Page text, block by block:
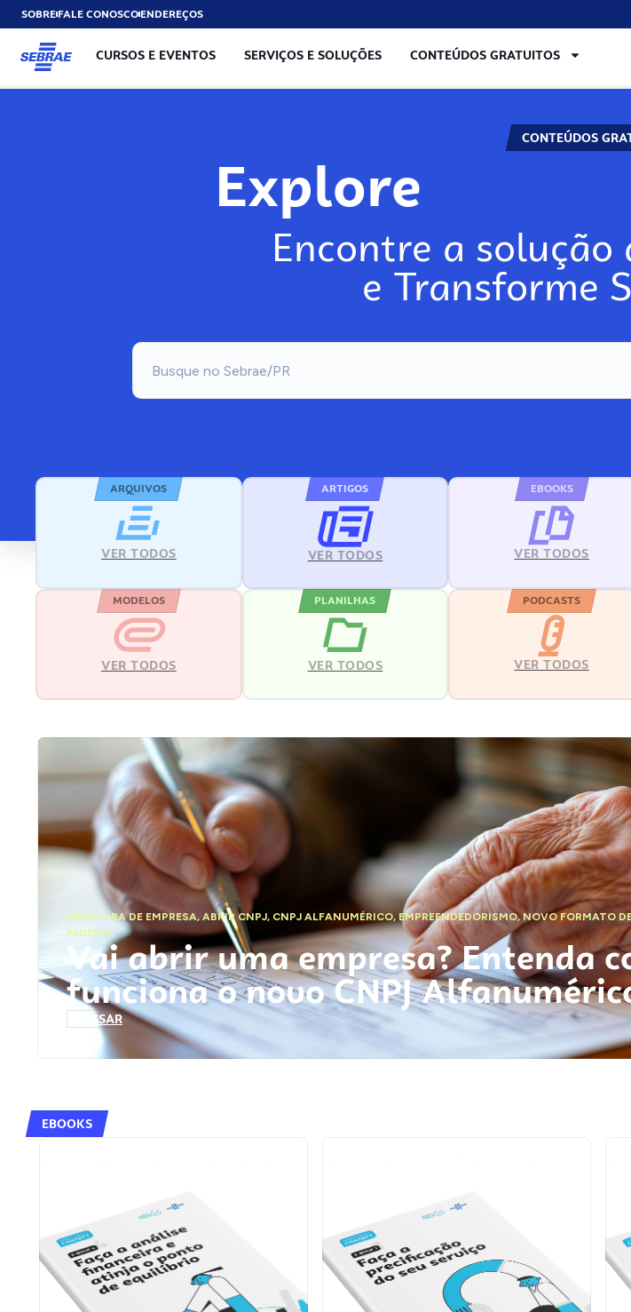
SOBREFALE CONOSCOENDEREÇOS
CURSOS E EVENTOS SERVIÇOS E SOLUÇÕES CONTEÚDOS GRATUITOS
CONTEÚDOS
Explore
Encontre a solução
e Transforme
ARQUIVOS
VER TODOS
ARTIGOS
VER TODOS
EBOOKS
VER TODOS
MODELOS
VER TODOS
PLANILHAS
VER TODOS
PODCASTS
VER TODOS
ABERTURA DE EMPRESA,ABRIR CNPJ, CNPJ ALFANUMÉRICO, EMPREENDEDORISMO,NOVO FORMATO
FEDERAL
Vai abrir uma empresa? Entenda
funciona o novo CNPJ
ACESSAR
EBOOKS